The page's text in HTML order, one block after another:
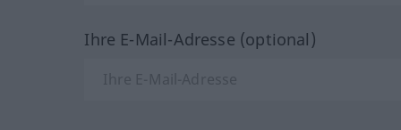
Ihre E-Mail-Adresse (optional)